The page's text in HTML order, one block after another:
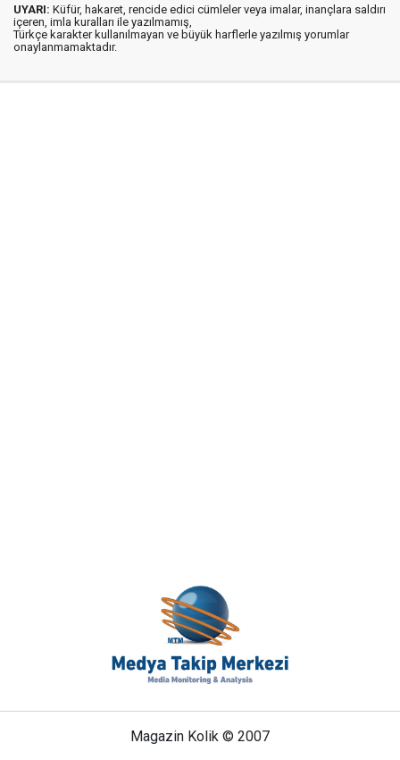
UYARI: Küfür, hakaret, rencide edici cümleler veya imalar, inançlara saldırı
içeren, imla kuralları ile yazılmamış,
Türkçe karakter kullanılmayan ve büyük harflerle yazılmış yorumlar
onaylanmamaktadır.
Magazin Kolik © 2007